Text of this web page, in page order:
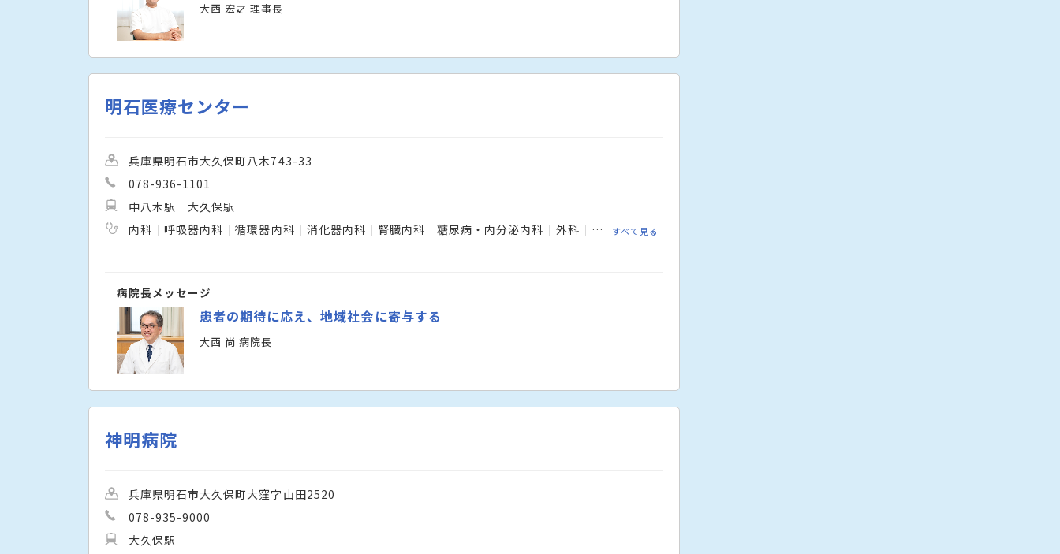
大西 宏之 理事長
明石医療センター
兵庫県明石市大久保町八木743-33
078-936-1101
中八木駅大久保駅
内科
呼吸器内科 循環器内科 消化器内科 腎臓内科 糖尿病・内分泌内科 外科 消化器外科
すべて見る
病院長メッセージ
患者の期待に応え、地域社会に寄与する
大西 尚 病院長
神明病院
兵庫県明石市大久保町大窪字山田2520
078-935-9000
大久保駅